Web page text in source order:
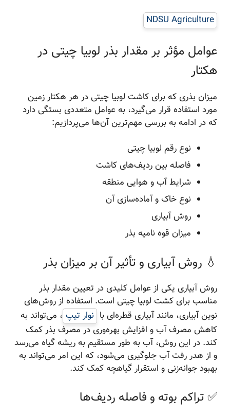
NDSU Agriculture
عوامل مؤثر بر مقدار بذر لوبیا چیتی در
هکتار
میزان بذری که برای کاشت لوبیا چیتی در هر هکتار زمین
مورد استفاده قرار می‌گیرد، به عوامل متعددی بستگی دارد
که در ادامه به بررسی مهم‌ترین آن‌ها می‌پردازیم:
نوع رقم لوبیا چیتی
فاصله بین ردیف‌های کاشت
شرایط آب و هوایی منطقه
نوع خاک و آماده‌سازی آن
روش آبیاری
میزان قوه نامیه بذر
💧 روش آبیاری و تأثیر آن بر میزان بذر
روش آبیاری یکی از عوامل کلیدی در تعیین مقدار بذر
مناسب برای کشت لوبیا چیتی است. استفاده از روش‌های
نوین آبیاری، مانند آبیاری قطره‌ای با نوار تیپ ، می‌تواند به
کاهش مصرف آب و افزایش بهره‌وری در مصرف بذر کمک
کند. در این روش، آب به طور مستقیم به ریشه گیاه می‌رسد
و از هدر رفت آب جلوگیری می‌شود، که این امر می‌تواند به
بهبود جوانه‌زنی و استقرار گیاهچه کمک کند.
✅ تراکم بوته و فاصله ردیف‌ها